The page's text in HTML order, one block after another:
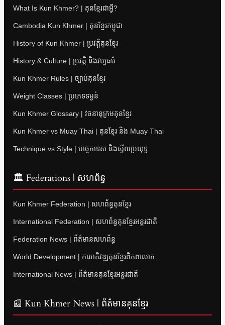
What Is Kun Khmer? | គុនខ្មែរជាអ្វី?
Cambodia Kun Khmer | គុនខ្មែរកម្ពុជា
History of Kun Khmer | ប្រវត្តិគុនខ្មែរ
History & Culture | ប្រវត្តិ និងវប្បធម៌
Kun Khmer Rules | ច្បាប់គុនខ្មែរ
Weight Classes | ប្រភេទទម្ងន់
Kun Khmer Glossary | វចនានុក្រមគុនខ្មែរ
Kun Khmer vs Muay Thai | គុនខ្មែរ និង Muay Thai
Technique vs Style | បច្ចេកទេស និងស្ទីលប្រយុទ្ធ
🏛 Federations | សហព័ន្ធ
Kun Khmer Federation | សហព័ន្ធគុនខ្មែរ
International Federation | សហព័ន្ធគុនខ្មែរអន្តរជាតិ
Federation News | ព័ត៌មានសហព័ន្ធ
World Development | ការអភិវឌ្ឍគុនខ្មែរពិភពលោក
International News | ព័ត៌មានគុនខ្មែរអន្តរជាតិ
📰 Kun Khmer News | ព័ត៌មានគុនខ្មែរ